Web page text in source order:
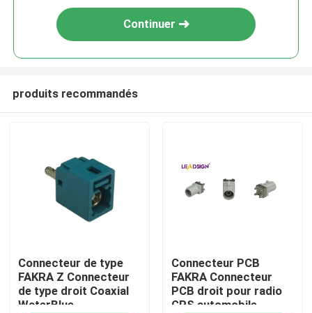
Des produits
Continuer
produits recommandés
Connecteur de type
FAKRA Z Connecteur
de type droit Coaxial
WaterBlue
Connecteur PCB
FAKRA Connecteur
PCB droit pour radio
GPS automobile